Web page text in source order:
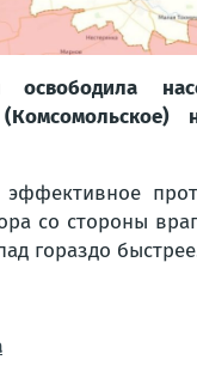
освободила
(Комсомольское)
эффективное
со стороны
гораздо